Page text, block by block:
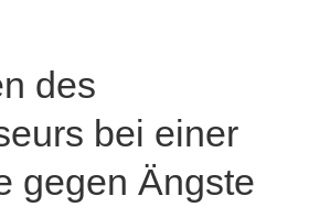
des
bei einer
gegen Ängste